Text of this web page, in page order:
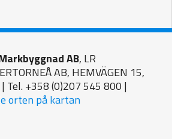
AB, LR
AB, HEMVÄGEN 15,
Tel. +358 (0)207 545 800 |
orten på kartan